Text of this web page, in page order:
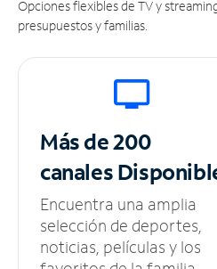
Opciones flexibles de TV y
presupuestos y familias.
Más de 200
canales
Encuentra una amplia
selección de deportes,
noticias, películas y los